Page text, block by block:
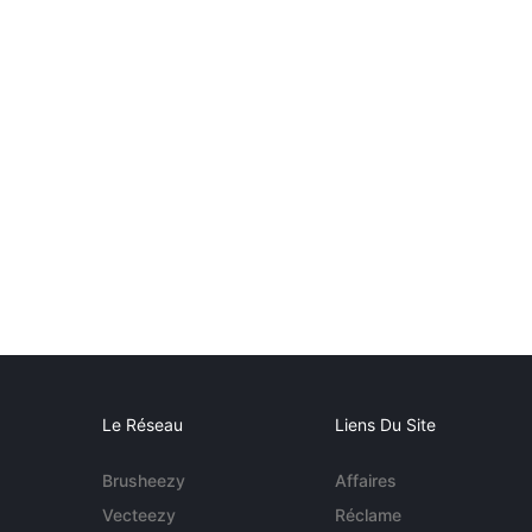
Le Réseau
Brusheezy
Vecteezy
Liens Du Site
Affaires
Réclame